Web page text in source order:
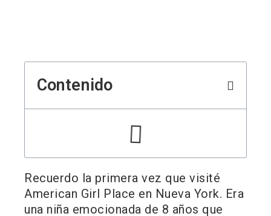
Contenido
Recuerdo la primera vez que visité
American Girl Place en Nueva York. Era
una niña emocionada de 8 años que